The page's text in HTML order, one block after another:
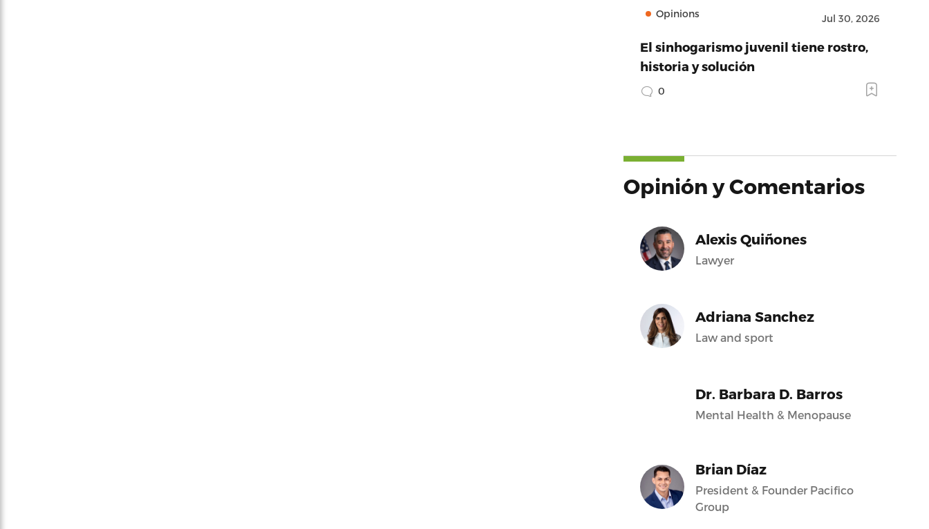
Opinions Jul 30, 2026
El sinhogarismo juvenil tiene rostro,
historia y solución
0
Opinión y Comentarios
Alexis Quiñones
Lawyer
Adriana Sanchez
Law and sport
Dr. Barbara D. Barros
Mental Health & Menopause
Brian Díaz
President & Founder Pacifico
Group